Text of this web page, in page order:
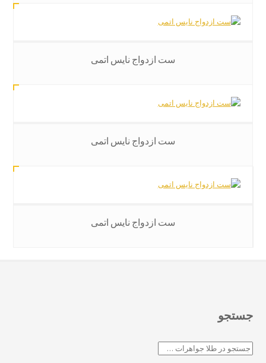
ست ازدواج نایس اتمی
ست ازدواج نایس اتمی
ست ازدواج نایس اتمی
جستجو
جستجو